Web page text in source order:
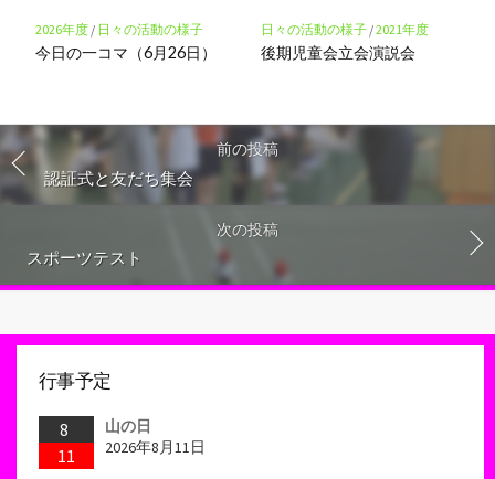
2026年度/ 日々の活動の様子
今日の一コマ（6月26日）
日々の活動の様子/2021年度
後期児童会立会演説会
前の投稿
認証式と友だち集会
次の投稿
スポーツテスト
行事予定
8
11
山の日
2026年8月11日